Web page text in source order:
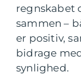
regnskabet
sammen –
er positiv,
bidrage
synlighed.